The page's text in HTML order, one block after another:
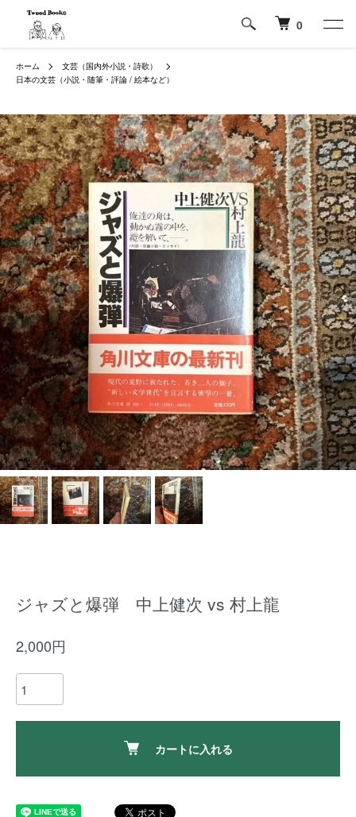
0
ホーム
文芸（国内外小説・詩歌）
日本の文芸（小説・随筆・評論 / 絵本など）
ジャズと爆弾 中上健次 vs 村上龍
2,000円
カートに入れる